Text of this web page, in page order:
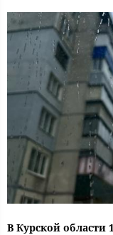
В Курской области